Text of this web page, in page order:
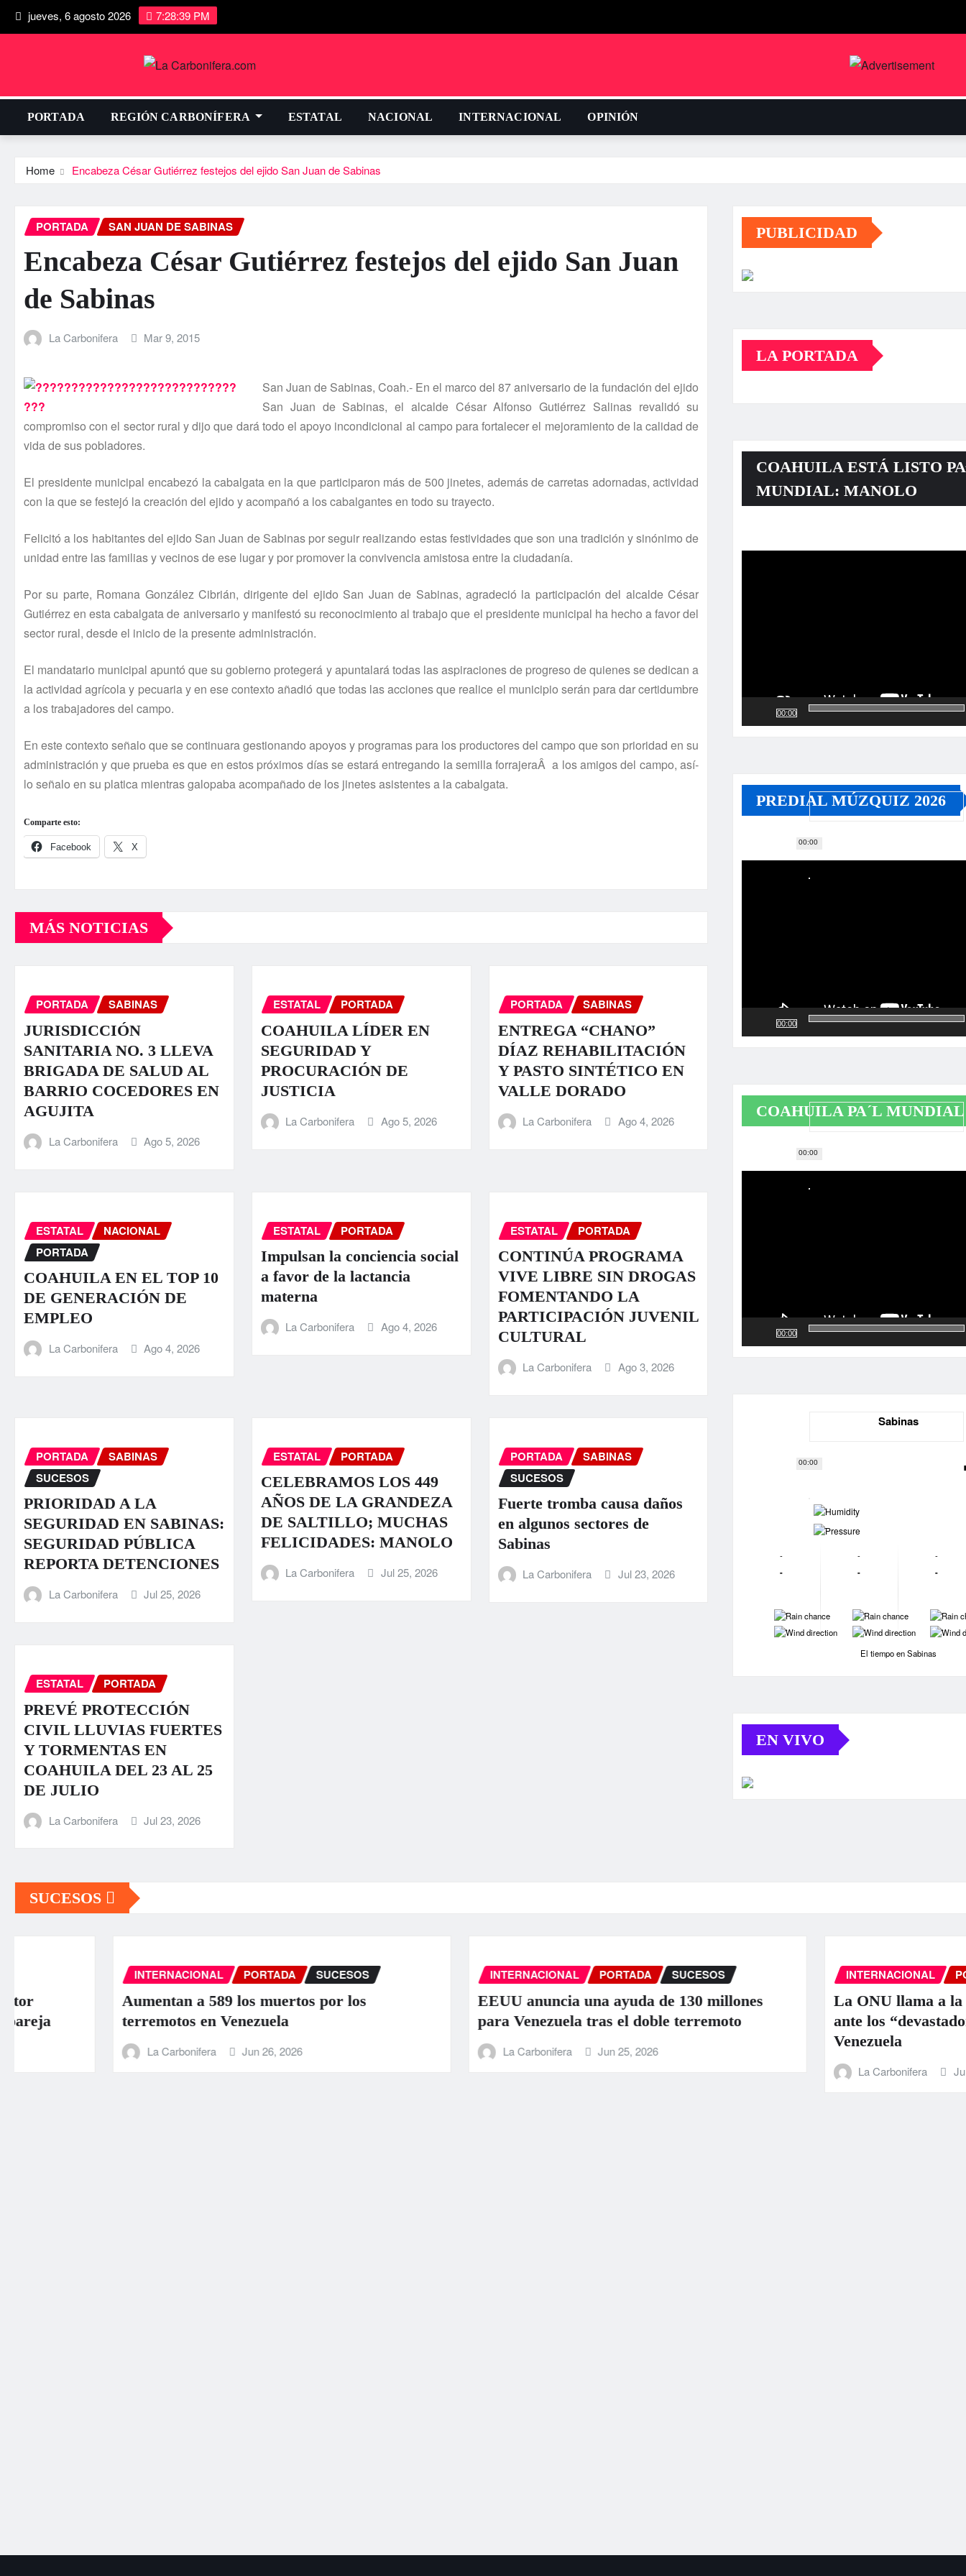
jueves, 6 agosto 2026 7:28:40 PM
PORTADA REGIÓN CARBONÍFERA ESTATAL NACIONAL INTERNACIONAL OPINIÓN
Home Encabeza César Gutiérrez festejos del ejido San Juan de Sabinas
PORTADA SAN JUAN DE SABINAS
Encabeza César Gutiérrez festejos del ejido San Juan
de Sabinas
La Carbonifera Mar 9, 2015
San Juan de Sabinas, Coah.- En el marco del 87 aniversario de la fundación del ejido
San Juan de Sabinas, el alcalde César Alfonso Gutiérrez Salinas revalidó su
compromiso con el sector rural y dijo que dará todo el apoyo incondicional al campo para fortalecer el mejoramiento de la calidad de
vida de sus pobladores.
El presidente municipal encabezó la cabalgata en la que participaron más de 500 jinetes, además de carretas adornadas, actividad
con la que se festejó la creación del ejido y acompañó a los cabalgantes en todo su trayecto.
Felicitó a los habitantes del ejido San Juan de Sabinas por seguir realizando estas festividades que son una tradición y sinónimo de
unidad entre las familias y vecinos de ese lugar y por promover la convivencia amistosa entre la ciudadaní­a.
Por su parte, Romana González Cibrián, dirigente del ejido San Juan de Sabinas, agradeció la participación del alcalde César
Gutiérrez en esta cabalgata de aniversario y manifestó su reconocimiento al trabajo que el presidente municipal ha hecho a favor del
sector rural, desde el inicio de la presente administración.
El mandatario municipal apuntó que su gobierno protegerá y apuntalará todas las aspiraciones de progreso de quienes se dedican a
la actividad agrí­cola y pecuaria y en ese contexto añadió que todas las acciones que realice el municipio serán para dar certidumbre
a los trabajadores del campo.
En este contexto señalo que se continuara gestionando apoyos y programas para los productores del campo que son prioridad en su
administración y que prueba es que en estos próximos dí­as se estará entregando la semilla forrajeraÂ a los amigos del campo, así­
lo señalo en su platica mientras galopaba acompañado de los jinetes asistentes a la cabalgata.
Comparte esto:
Facebook X
MÁS NOTICIAS
PORTADA SABINAS
JURISDICCIÓN
SANITARIA NO. 3 LLEVA
BRIGADA DE SALUD AL
BARRIO COCEDORES EN
AGUJITA
La Carbonifera Ago 5, 2026
ESTATAL PORTADA
COAHUILA LÍDER EN
SEGURIDAD Y
PROCURACIÓN DE
JUSTICIA
La Carbonifera Ago 5, 2026
PORTADA SABINAS
ENTREGA “CHANO”
DÍAZ REHABILITACIÓN
Y PASTO SINTÉTICO EN
VALLE DORADO
La Carbonifera Ago 4, 2026
ESTATAL
NACIONAL
PORTADA
COAHUILA EN EL TOP 10
DE GENERACIÓN DE
EMPLEO
La Carbonifera Ago 4, 2026
ESTATAL PORTADA
Impulsan la conciencia social
a favor de la lactancia
materna
La Carbonifera Ago 4, 2026
ESTATAL PORTADA
CONTINÚA PROGRAMA
VIVE LIBRE SIN DROGAS
FOMENTANDO LA
PARTICIPACIÓN JUVENIL
CULTURAL
La Carbonifera Ago 3, 2026
PORTADA
SABINAS
SUCESOS
PRIORIDAD A LA
SEGURIDAD EN SABINAS:
SEGURIDAD PÚBLICA
REPORTA DETENCIONES
La Carbonifera Jul 25, 2026
ESTATAL PORTADA
CELEBRAMOS LOS 449
AÑOS DE LA GRANDEZA
DE SALTILLO; MUCHAS
FELICIDADES: MANOLO
La Carbonifera Jul 25, 2026
PORTADA
SABINAS
SUCESOS
Fuerte tromba causa daños
en algunos sectores de
Sabinas
La Carbonifera Jul 23, 2026
ESTATAL PORTADA
PREVÉ PROTECCIÓN
CIVIL LLUVIAS FUERTES
Y TORMENTAS EN
COAHUILA DEL 23 AL 25
DE JULIO
La Carbonifera Jul 23, 2026
PUBLICIDAD
LA PORTADA
COAHUILA ESTÁ LISTO
MUNDIAL: MANOLO
00:00
00:00
PREDIAL MÚZQUIZ 2026
Reproductor
00:00
00:00
COAHUILA PA´L MUNDIAL
Reproductor
00:00
00:00
Sabinas
-
-
-
-
-
-
-
-
-
-
-
-
-
-
El tiempo en Sabinas
EN VIVO
SUCESOS
INTERNACIONAL PORTADA SUCESOS
Aumentan a 589 los muertos por los
terremotos en Venezuela
Jun 26, 2026
INTERNACIONAL PORTADA SUCESOS
EEUU anuncia una ayuda de 130 millones
para Venezuela tras el doble terremoto
Jun 25, 2026
INTERNACIONAL PORTADA
La ONU llama a la colaboración
ante los “devastadores”
Jun 25, 2026